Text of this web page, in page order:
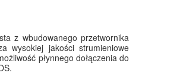
z wbudowanego przetwornika
wysokiej jakości strumieniowe
płynnego dołączenia do